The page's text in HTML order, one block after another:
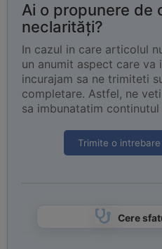
Ai o propunere de
neclarități?
In cazul in care articolul
un anumit aspect care va
incurajam sa ne trimiteti
completare. Astfel, ne
sa imbunatatim
Trimite o
Cere